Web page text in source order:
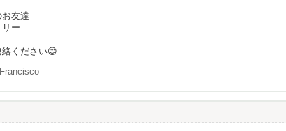
友達
ー
ください😊